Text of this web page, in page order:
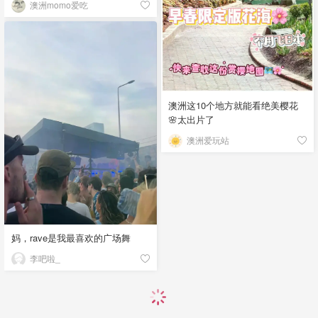
澳洲momo爱吃
澳洲这10个地方就能看绝美樱花
🌸太出片了
澳洲爱玩站
妈，rave是我最喜欢的广场舞
李吧啦_